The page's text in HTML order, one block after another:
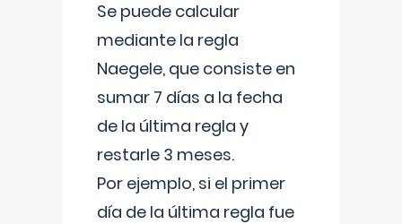
Se puede calcular
mediante la regla
Naegele, que consiste en
sumar 7 días a la fecha
de la última regla y
restarle 3 meses.
Por ejemplo, si el primer
día de la última regla fue